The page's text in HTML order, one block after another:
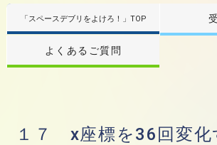
「スペースデブリをよけろ！」TOP
よくあるご質問
１７ x座標を36回変化